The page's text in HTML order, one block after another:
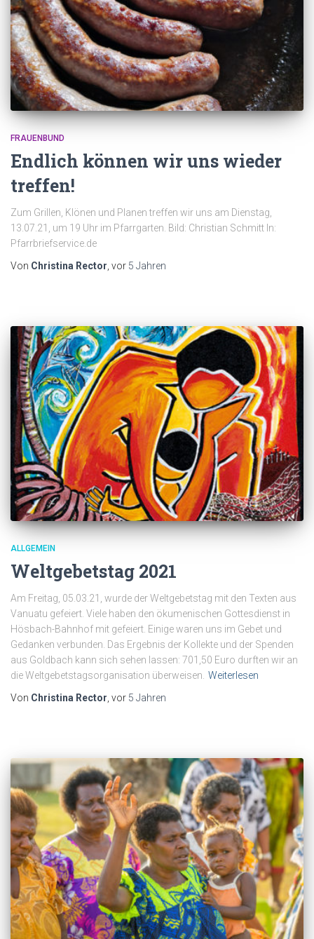
FRAUENBUND
Endlich können wir uns wieder
treffen!
Zum Grillen, Klönen und Planen treffen wir uns am Dienstag,
13.07.21, um 19 Uhr im Pfarrgarten. Bild: Christian Schmitt In:
Pfarrbriefservice.de
Von Christina Rector , vor 5 Jahren
ALLGEMEIN
Weltgebetstag 2021
Am Freitag, 05.03.21, wurde der Weltgebetstag mit den Texten aus
Vanuatu gefeiert. Viele haben den ökumenischen Gottesdienst in
Hösbach-Bahnhof mit gefeiert. Einige waren uns im Gebet und
Gedanken verbunden. Das Ergebnis der Kollekte und der Spenden
aus Goldbach kann sich sehen lassen: 701,50 Euro durften wir an
die Weltgebetstagsorganisation überweisen. Weiterlesen
Von Christina Rector, vor 5 Jahren